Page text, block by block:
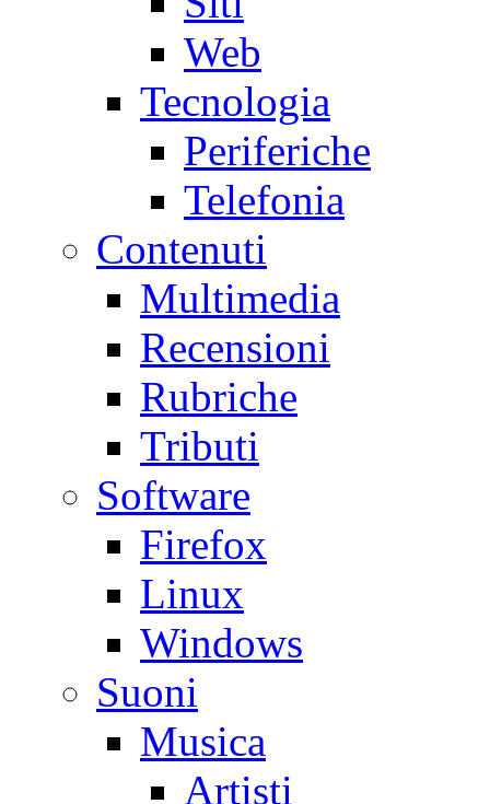
Web
Tecnologia
Periferiche
Telefonia
Contenuti
Multimedia
Recensioni
Rubriche
Tributi
Software
Firefox
Linux
Windows
Suoni
Musica
Artisti